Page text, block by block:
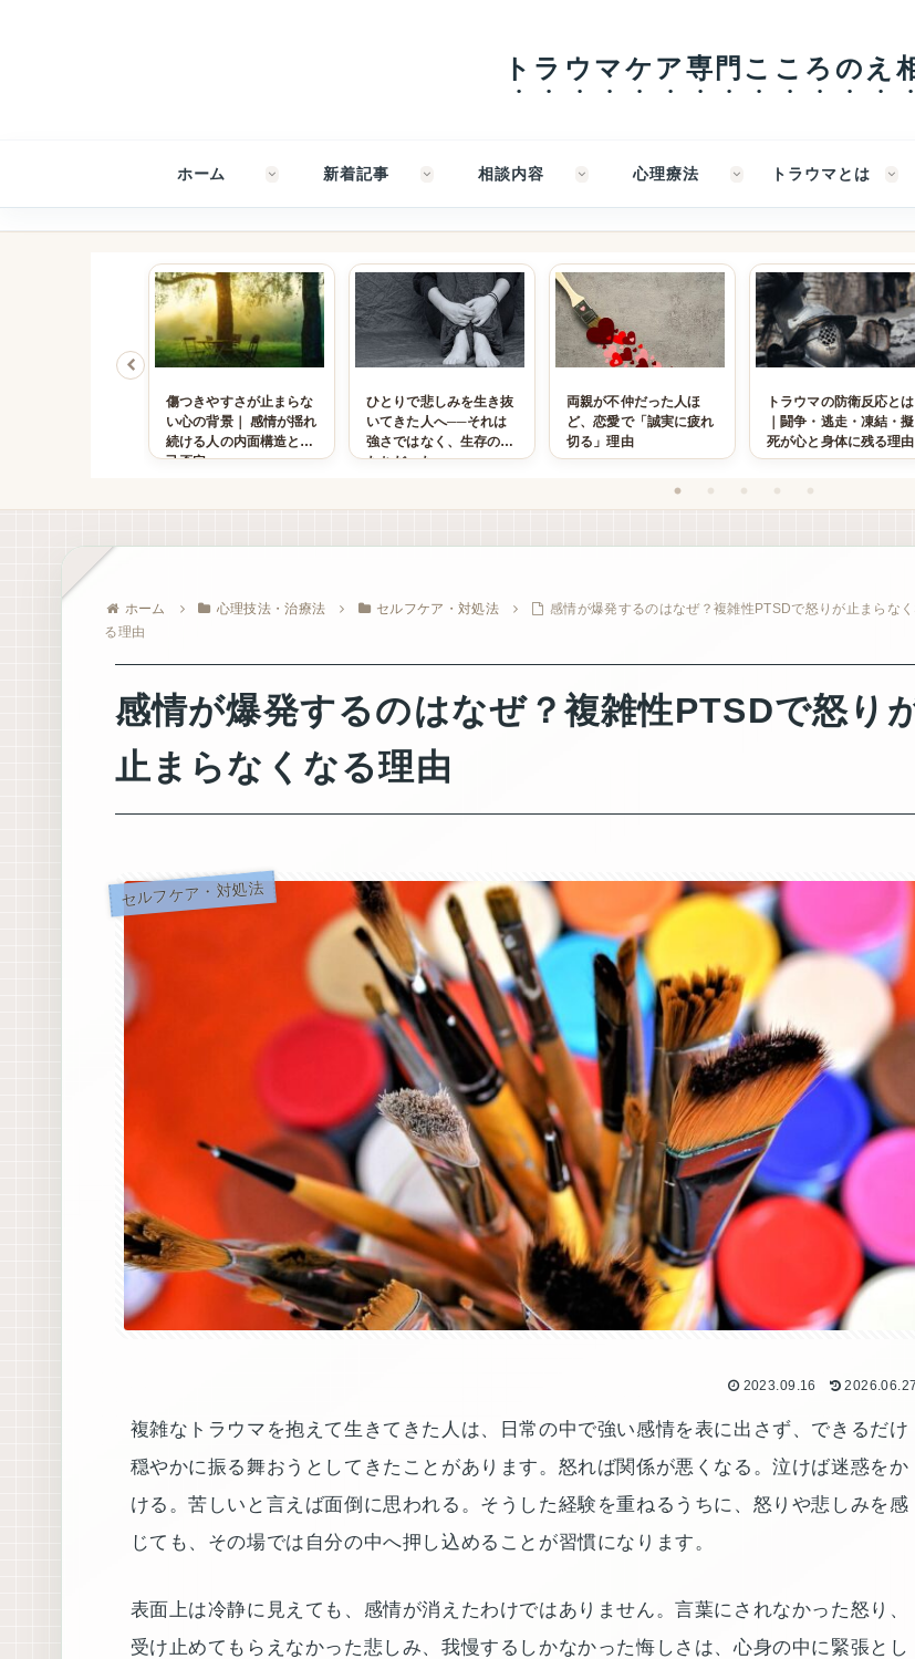
トラウマケア専門こころのえ
ホーム 新着記事 相談内容 心理療法 トラウマとは
傷つきやすさが止まらな
い心の背景｜ 感情が揺れ
続ける人の内面構造と自
己否定
ひとりで悲しみを生き抜
いてきた人へ──それは
強さではなく、生存のか
たちだった
両親が不仲だった人ほ
ど、恋愛で「誠実に疲れ
切る」理由
トラウマの防衛反応とは
｜闘争・逃走・凍結・擬
死が心と身体に残る理由
ホーム 心理技法・治療法 セルフケア・対処法
感情が爆発するのはなぜ？複雑性PTSDで怒りが止まらなく
る理由
感情が爆発するのはなぜ？複雑性PTSDで怒り
止まらなくなる理由
セルフケア・対処法
2023.09.16 2026.06.27
複雑なトラウマを抱えて生きてきた人は、日常の中で強い感情を表に出さず、できるだけ
穏やかに振る舞おうとしてきたことがあります。怒れば関係が悪くなる。泣けば迷惑をか
ける。苦しいと言えば面倒に思われる。そうした経験を重ねるうちに、怒りや悲しみを感
じても、その場では自分の中へ押し込めることが習慣になります。
表面上は冷静に見えても、感情が消えたわけではありません。言葉にされなかった怒り、
受け止めてもらえなかった悲しみ、我慢するしかなかった悔しさは、心身の中に緊張とし